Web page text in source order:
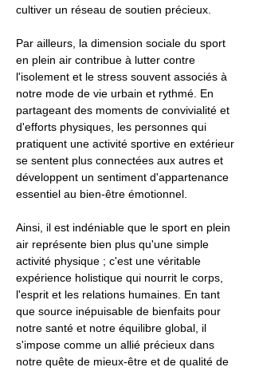
cultiver un réseau de soutien précieux.
Par ailleurs, la dimension sociale du sport
en plein air contribue à lutter contre
l'isolement et le stress souvent associés à
notre mode de vie urbain et rythmé. En
partageant des moments de convivialité et
d'efforts physiques, les personnes qui
pratiquent une activité sportive en extérieur
se sentent plus connectées aux autres et
développent un sentiment d'appartenance
essentiel au bien-être émotionnel.
Ainsi, il est indéniable que le sport en plein
air représente bien plus qu'une simple
activité physique ; c'est une véritable
expérience holistique qui nourrit le corps,
l'esprit et les relations humaines. En tant
que source inépuisable de bienfaits pour
notre santé et notre équilibre global, il
s'impose comme un allié précieux dans
notre quête de mieux-être et de qualité de